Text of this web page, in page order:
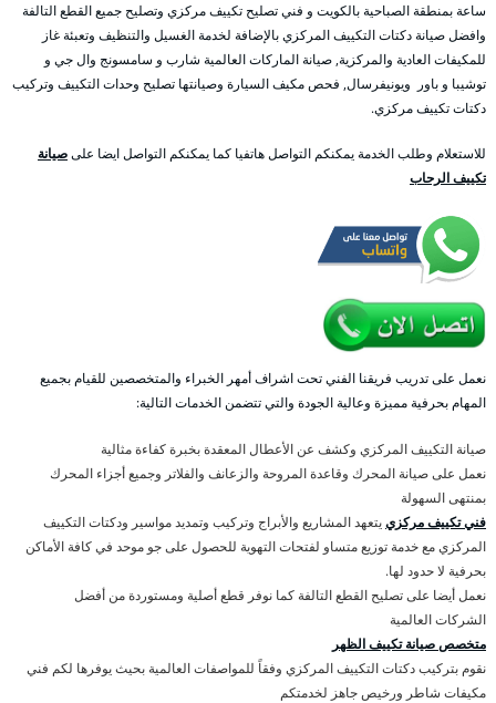
ساعة بمنطقة الصباحية بالكويت و فني تصليح تكييف مركزي وتصليح جميع القطع التالفة
وافضل صيانة دكتات التكييف المركزي بالإضافة لخدمة الغسيل والتنظيف وتعبئة غاز
للمكيفات العادية والمركزية, صيانة الماركات العالمية شارب و سامسونج وال جي و
توشيبا و باور ويونيفرسال, فحص مكيف السيارة وصيانتها تصليح وحدات التكييف وتركيب
دكتات تكييف مركزي.
للاستعلام وطلب الخدمة يمكنكم التواصل هاتفيا كما يمكنكم التواصل ايضا علىصيانة
تكييف الرحاب
نعمل على تدريب فريقنا الفني تحت اشراف أمهر الخبراء والمتخصصين للقيام بجميع
المهام بحرفية مميزة وعالية الجودة والتي تتضمن الخدمات التالية:
صيانة التكييف المركزي وكشف عن الأعطال المعقدة بخبرة كفاءة مثالية
نعمل على صيانة المحرك وقاعدة المروحة والزعانف والفلاتر وجميع أجزاء المحرك
بمنتهى السهولة
فني تكييف مركزييتعهد المشاريع والأبراج وتركيب وتمديد مواسير ودكتات التكييف
المركزي مع خدمة توزيع متساو لفتحات التهوية للحصول على جو موحد في كافة الأماكن
بحرفية لا حدود لها.
نعمل أيضا على تصليح القطع التالفة كما نوفر قطع أصلية ومستوردة من أفضل
الشركات العالمية
متخصص صيانة تكييف الظهر
نقوم بتركيب دكتات التكييف المركزي وفقاً للمواصفات العالمية بحيث يوفرها لكم فني
مكيفات شاطر ورخيص جاهز لخدمتكم